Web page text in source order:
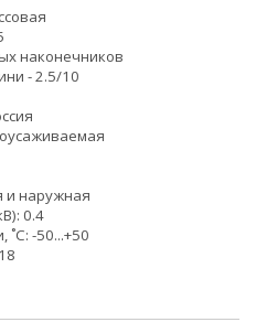
наконечников
- 2.5/10
и наружная
0.4
˚С: -50...+50